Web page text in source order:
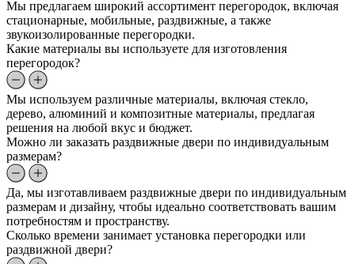
Мы предлагаем широкий ассортимент перегородок, включая
стационарные, мобильные, раздвижные, а также
звукоизолированные перегородки.
Какие материалы вы используете для изготовления
перегородок?
Мы используем различные материалы, включая стекло,
дерево, алюминий и композитные материалы, предлагая
решения на любой вкус и бюджет.
Можно ли заказать раздвижные двери по индивидуальным
размерам?
Да, мы изготавливаем раздвижные двери по индивидуальным
размерам и дизайну, чтобы идеально соответствовать вашим
потребностям и пространству.
Сколько времени занимает установка перегородки или
раздвижной двери?